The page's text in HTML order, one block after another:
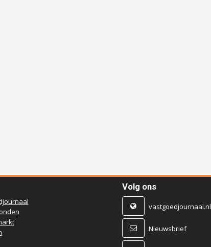
Volg ons
vastgoedjournaal.nl
Nieuwsbrief